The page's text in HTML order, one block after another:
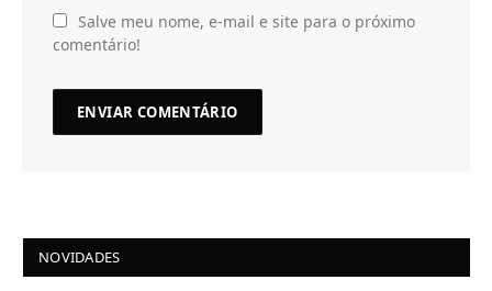
Salve meu nome, e-mail e site para o próximo
comentário!
NOVIDADES